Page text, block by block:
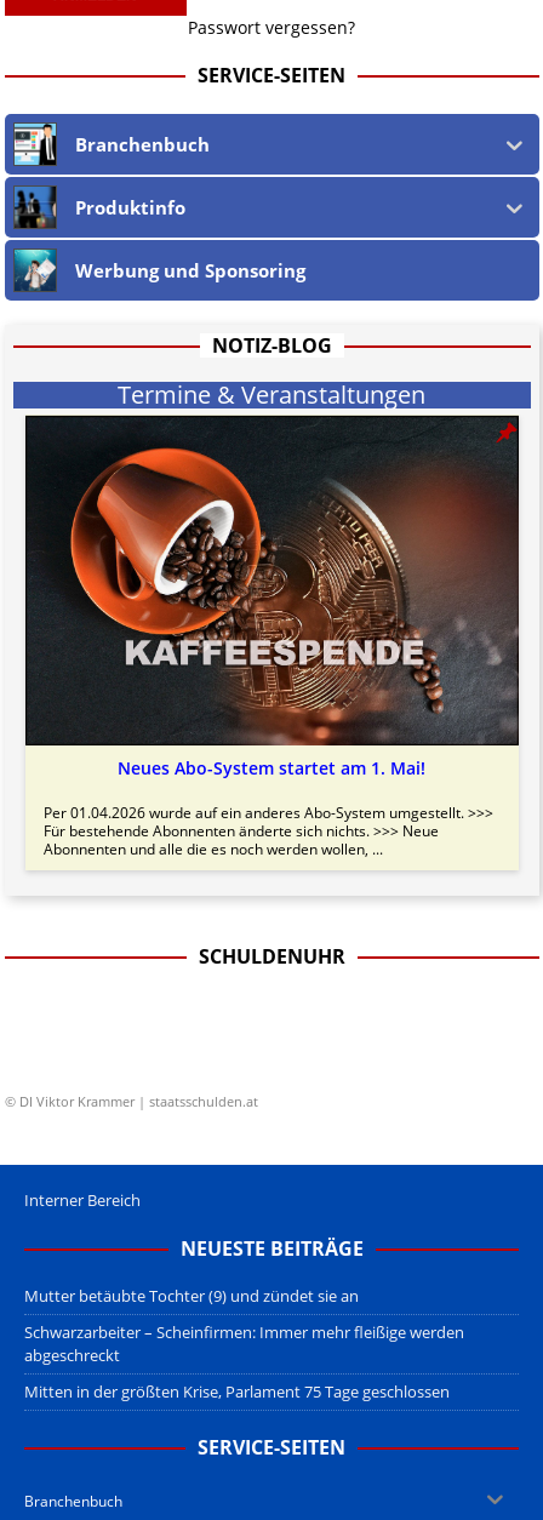
Passwort vergessen?
SERVICE-SEITEN
Branchenbuch
Produktinfo
Werbung und Sponsoring
NOTIZ-BLOG
Termine & Veranstaltungen
Neues Abo-System startet am 1. Mai!
Per 01.04.2026 wurde auf ein anderes Abo-System umgestellt. >>>
Für bestehende Abonnenten änderte sich nichts. >>> Neue
Abonnenten und alle die es noch werden wollen, ...
SCHULDENUHR
© DI Viktor Krammer | staatsschulden.at
Interner Bereich
NEUESTE BEITRÄGE
Mutter betäubte Tochter (9) und zündet sie an
Schwarzarbeiter – Scheinfirmen: Immer mehr fleißige werden
abgeschreckt
Mitten in der größten Krise, Parlament 75 Tage geschlossen
SERVICE-SEITEN
Branchenbuch